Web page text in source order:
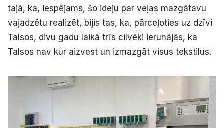
tajā, ka, iespējams, šo ideju par veļas mazgātavu
vajadzētu realizēt, bijis tas, ka, pārceļoties uz dzīvi
Talsos, divu gadu laikā trīs cilvēki ierunājās, ka
Talsos nav kur aizvest un izmazgāt visus tekstilus.